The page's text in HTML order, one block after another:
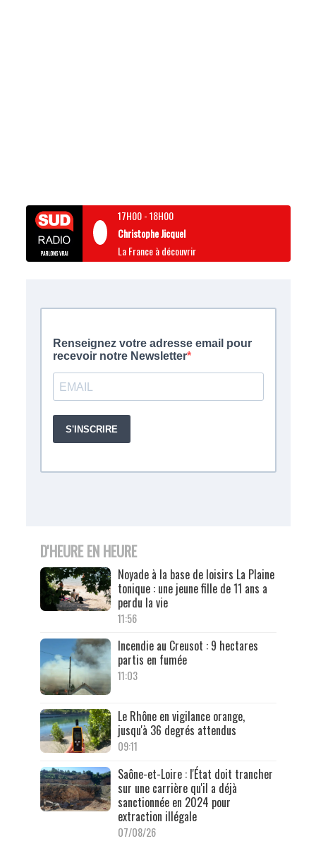
17H00-18H00
Christophe Jicquel
La France à découvrir
D'HEURE EN HEURE
Noyade à la base de loisirs La Plaine
tonique : une jeune fille de 11 ans a
perdu la vie
11:56
Incendie au Creusot : 9 hectares
partis en fumée
11:03
Le Rhône en vigilance orange,
jusqu'à 36 degrés attendus
09:11
Saône-et-Loire : l'État doit trancher
sur une carrière qu'il a déjà
sanctionnée en 2024 pour
extraction illégale
07/08/26